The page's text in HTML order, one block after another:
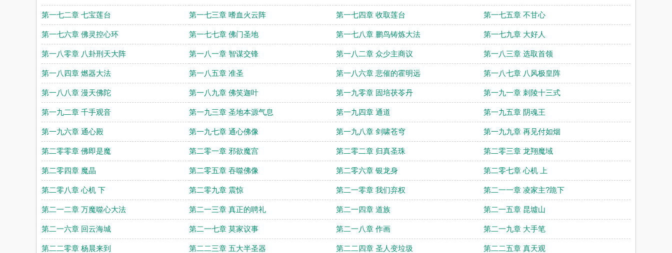
第一七二章 七宝莲台 第一七三章 嗜血火云阵 第一七四章 收取莲台 第一七五章 不甘心
第一七六章 佛灵控心环 第一七七章 佛门圣地 第一七八章 鹏鸟铸炼大法 第一七九章 大好人
第一八零章 八卦刑天大阵 第一八一章 智谋交锋 第一八二章 众少主商议 第一八三章 选取首领
第一八四章 燃器大法 第一八五章 准圣 第一八六章 悲催的霍明远 第一八七章 八风极皇阵
第一八八章 漫天佛陀 第一八九章 佛笑迦叶 第一九零章 固培茯苓丹 第一九一章 刺陵十三式
第一九二章 千手观音 第一九三章 圣地本源气息 第一九四章 通道 第一九五章 阴魂王
第一九六章 通心殿 第一九七章 通心佛像 第一九八章 剑啸苍穹 第一九九章 再见付如烟
第二零零章 佛即是魔 第二零一章 邪欲魔宫 第二零二章 归真圣珠 第二零三章 龙翔魔域
第二零四章 魔晶 第二零五章 吞噬佛像 第二零六章 银龙身 第二零七章 心机 上
第二零八章 心机 下 第二零九章 震惊 第二一零章 我们弃权 第二一一章 凌家主?跪下
第二一二章 万魔噬心大法 第二一三章 真正的聘礼 第二一四章 道族 第二一五章 昆墟山
第二一六章 回云海城 第二一七章 莫家议事 第二一八章 作画 第二一九章 大手笔
第二二零章 杨晨来到 第二二三章 五大半圣器 第二二四章 圣人变垃圾 第二二五章 真天观